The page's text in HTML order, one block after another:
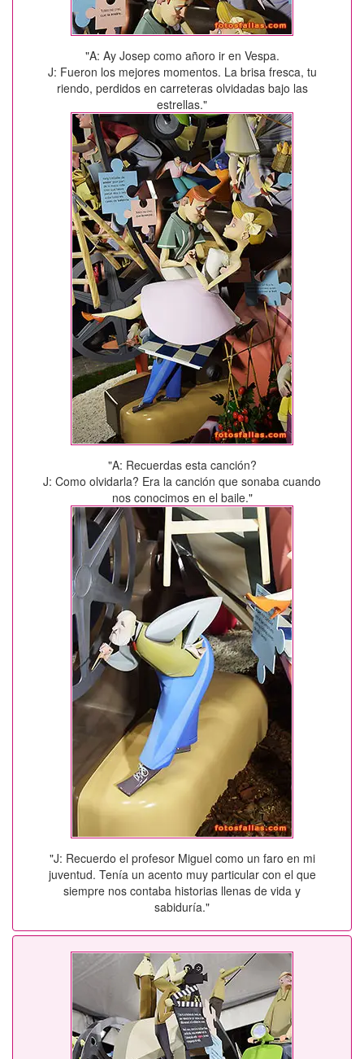
"A: Ay Josep como añoro ir en Vespa.
J: Fueron los mejores momentos. La brisa fresca, tu
riendo, perdidos en carreteras olvidadas bajo las
estrellas."
"A: Recuerdas esta canción?
J: Como olvidarla? Era la canción que sonaba cuando
nos conocimos en el baile."
"J: Recuerdo el profesor Miguel como un faro en mi
juventud. Tenía un acento muy particular con el que
siempre nos contaba historias llenas de vida y
sabiduría."